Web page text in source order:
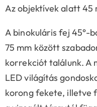
Az objektívek alatt 45
A binokuláris fej 45°-
75 mm között
korrekciót találunk. A
LED világítás
korong fekete, illetve